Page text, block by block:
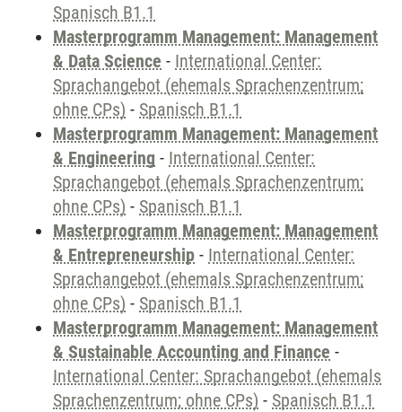
Spanisch B1.1
Masterprogramm Management: Management
& Data Science - International Center:
Sprachangebot (ehemals Sprachenzentrum;
ohne CPs) - Spanisch B1.1
Masterprogramm Management: Management
& Engineering - International Center:
Sprachangebot (ehemals Sprachenzentrum;
ohne CPs) - Spanisch B1.1
Masterprogramm Management: Management
& Entrepreneurship - International Center:
Sprachangebot (ehemals Sprachenzentrum;
ohne CPs) - Spanisch B1.1
Masterprogramm Management: Management
& Sustainable Accounting and Finance -
International Center: Sprachangebot (ehemals
Sprachenzentrum; ohne CPs) - Spanisch B1.1